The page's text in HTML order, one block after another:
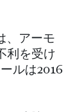
、アーモ
利を受け
ルは2016